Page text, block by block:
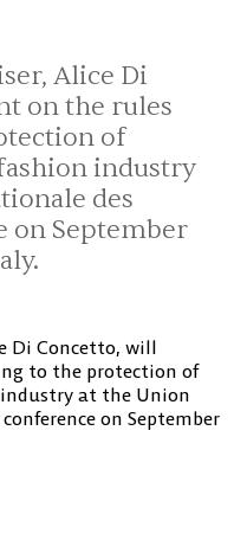
Alice Di
on the rules
of
industry
des
on September
Di Concetto, will
to the protection of
at the Union
on September